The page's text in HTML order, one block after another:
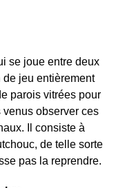
se joue entre deux
jeu entièrement
parois vitrées pour
observer ces
Il consiste à
de telle sorte
pas la reprendre.